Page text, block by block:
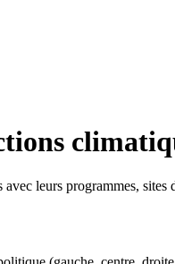
leurs programmes, sites